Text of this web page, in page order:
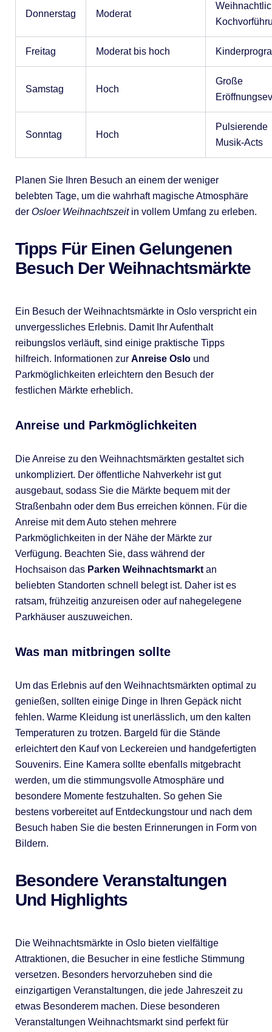
Donnerstag Moderat
Freitag Moderat bis hoch
Samstag Hoch
Große
Sonntag Hoch
Pulsierende
Musik-Acts
Planen Sie Ihren Besuch an einem der weniger
belebten Tage, um die wahrhaft magische Atmosphäre
der Osloer Weihnachtszeitin vollem Umfang zu erleben.
Tipps Für Einen Gelungenen
Besuch Der Weihnachtsmärkte
Ein Besuch der Weihnachtsmärkte in Oslo verspricht ein
unvergessliches Erlebnis. Damit Ihr Aufenthalt
reibungslos verläuft, sind einige praktische Tipps
hilfreich. Informationen zur Anreise Oslound
Parkmöglichkeiten erleichtern den Besuch der
festlichen Märkte erheblich.
Anreise und Parkmöglichkeiten
Die Anreise zu den Weihnachtsmärkten gestaltet sich
unkompliziert. Der öffentliche Nahverkehr ist gut
ausgebaut, sodass Sie die Märkte bequem mit der
Straßenbahn oder dem Bus erreichen können. Für die
Anreise mit dem Auto stehen mehrere
Parkmöglichkeiten in der Nähe der Märkte zur
Verfügung. Beachten Sie, dass während der
Hochsaison das Parken Weihnachtsmarktan
beliebten Standorten schnell belegt ist. Daher ist es
ratsam, frühzeitig anzureisen oder auf nahegelegene
Parkhäuser auszuweichen.
Was man mitbringen sollte
Um das Erlebnis auf den Weihnachtsmärkten optimal zu
genießen, sollten einige Dinge in Ihren Gepäck nicht
fehlen. Warme Kleidung ist unerlässlich, um den kalten
Temperaturen zu trotzen. Bargeld für die Stände
erleichtert den Kauf von Leckereien und handgefertigten
Souvenirs. Eine Kamera sollte ebenfalls mitgebracht
werden, um die stimmungsvolle Atmosphäre und
besondere Momente festzuhalten. So gehen Sie
bestens vorbereitet auf Entdeckungstour und nach dem
Besuch haben Sie die besten Erinnerungen in Form von
Bildern.
Besondere Veranstaltungen
Und Highlights
Die Weihnachtsmärkte in Oslo bieten vielfältige
Attraktionen, die Besucher in eine festliche Stimmung
versetzen. Besonders hervorzuheben sind die
einzigartigen Veranstaltungen, die jede Jahreszeit zu
etwas Besonderem machen. Diese besonderen
Veranstaltungen Weihnachtsmarkt sind perfekt für